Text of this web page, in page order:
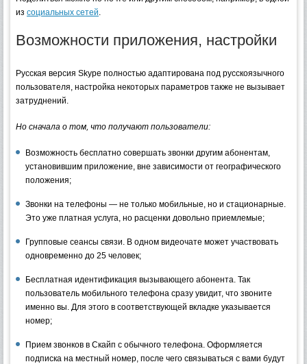
из социальных сетей
Возможности приложения, настройки
Русская версия Skype полностью адаптирована под русскоязычного
пользователя, настройка некоторых параметров также не вызывает
затруднений.
Но сначала о том, что получают пользователи:
Возможность бесплатно совершать звонки другим абонентам,
установившим приложение, вне зависимости от географического
положения;
Звонки на телефоны — не только мобильные, но и стационарные.
Это уже платная услуга, но расценки довольно приемлемые;
Групповые сеансы связи. В одном видеочате может участвовать
одновременно до 25 человек;
Бесплатная идентификация вызывающего абонента. Так
пользователь мобильного телефона сразу увидит, что звоните
именно вы. Для этого в соответствующей вкладке указывается
номер;
Прием звонков в Скайп с обычного телефона. Оформляется
подписка на местный номер, после чего связываться с вами будут